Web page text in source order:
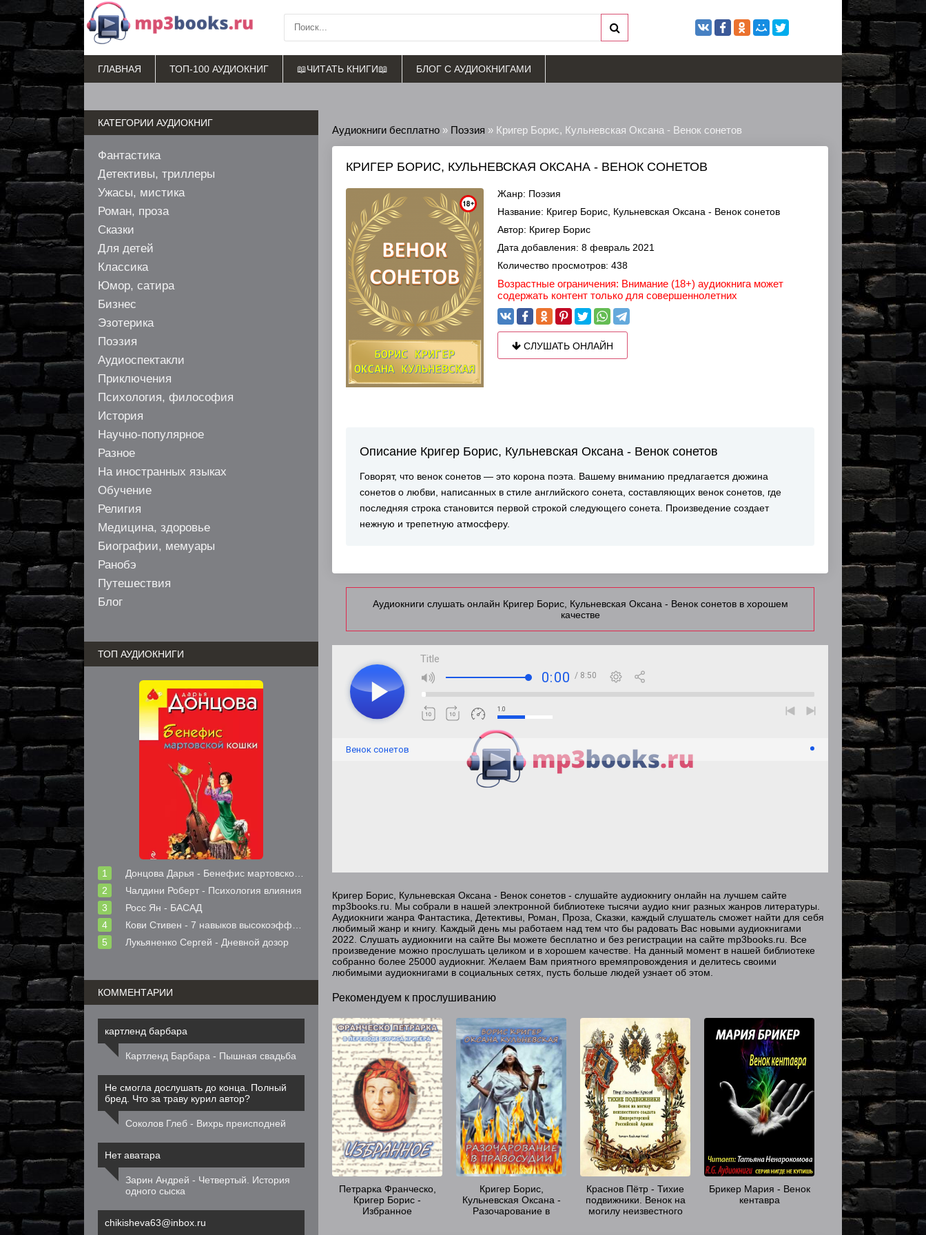
Аудиокниги бесплатно » Поэзия » Кригер Борис, Кульневская Оксана - Венок сонетов
КРИГЕР БОРИС, КУЛЬНЕВСКАЯ ОКСАНА - ВЕНОК СОНЕТОВ
Жанр: Поэзия
Название: Кригер Борис, Кульневская Оксана - Венок сонетов
Автор: Кригер Борис
Дата добавления: 8 февраль 2021
Количество просмотров: 438
Возрастные ограничения: Внимание (18+) аудиокнига может
содержать контент только для совершеннолетних
СЛУШАТЬ ОНЛАЙН
Описание Кригер Борис, Кульневская Оксана - Венок сонетов
Говорят, что венок сонетов — это корона поэта. Вашему вниманию предлагается дюжина
сонетов о любви, написанных в стиле английского сонета, составляющих венок сонетов, где
последняя строка становится первой строкой следующего сонета. Произведение создает
нежную и трепетную атмосферу.
Аудиокниги слушать онлайн Кригер Борис, Кульневская Оксана - Венок сонетов в хорошем
качестве
Title
0:00 / 8:50
1.0
Венок сонетов
Кригер Борис, Кульневская Оксана - Венок сонетов - слушайте аудиокнигу онлайн на лучшем сайте
mp3books.ru. Мы собрали в нашей электронной библиотеке тысячи аудио книг разных жанров литературы.
Аудиокниги жанра Фантастика, Детективы, Роман, Проза, Сказки, каждый слушатель сможет найти для себя
любимый жанр и книгу. Каждый день мы работаем над тем что бы радовать Вас новыми аудиокнигами
2022. Слушать аудиокниги на сайте Вы можете бесплатно и без регистрации на сайте mp3books.ru. Все
произведение можно прослушать целиком и в хорошем качестве. На данный момент в нашей библиотеке
собранно более 25000 аудиокниг. Желаем Вам приятного времяпровождения и делитесь своими
любимыми аудиокнигами в социальных сетях, пусть больше людей узнает об этом.
Рекомендуем к прослушиванию
Петрарка Франческо,
Кригер Борис -
Избранное
Кригер Борис,
Кульневская Оксана -
Разочарование в
Краснов Пётр - Тихие
подвижники. Венок на
могилу неизвестного
Брикер Мария - Венок
кентавра
КАТЕГОРИИ АУДИОКНИГ
Фантастика
Детективы, триллеры
Ужасы, мистика
Роман, проза
Сказки
Для детей
Классика
Юмор, сатира
Бизнес
Эзотерика
Поэзия
Аудиоспектакли
Приключения
Психология, философия
История
Научно-популярное
Разное
На иностранных языках
Обучение
Религия
Медицина, здоровье
Биографии, мемуары
Ранобэ
Путешествия
Блог
ТОП АУДИОКНИГИ
Донцова Дарья - Бенефис мартовской кошки
Чалдини Роберт - Психология влияния
Росс Ян - БАСАД
Кови Стивен - 7 навыков высокоэффективных людей
Лукьяненко Сергей - Дневной дозор
КОММЕНТАРИИ
картленд барбара
Картленд Барбара - Пышная свадьба
Не смогла дослушать до конца. Полный
бред. Что за траву курил автор?
Соколов Глеб - Вихрь преисподней
Нет аватара
Зарин Андрей - Четвертый. История
одного сыска
chikisheva63@inbox.ru
ГЛАВНАЯ ТОП-100 АУДИОКНИГ 📖ЧИТАТЬ КНИГИ📖 БЛОГ С АУДИОКНИГАМИ